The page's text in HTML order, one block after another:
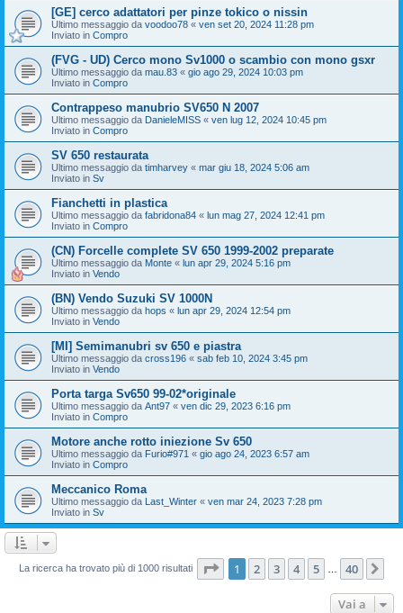
[GE] cerco adattatori per pinze tokico o nissin
Ultimo messaggio da voodoo78 « ven set 20, 2024 11:28 pm
Inviato in Compro
(FVG - UD) Cerco mono Sv1000 o scambio con mono gsxr
Ultimo messaggio da mau.83 « gio ago 29, 2024 10:03 pm
Inviato in Compro
Contrappeso manubrio SV650 N 2007
Ultimo messaggio da DanieleMISS « ven lug 12, 2024 10:45 pm
Inviato in Compro
SV 650 restaurata
Ultimo messaggio da timharvey « mar giu 18, 2024 5:06 am
Inviato in Sv
Fianchetti in plastica
Ultimo messaggio da fabridona84 « lun mag 27, 2024 12:41 pm
Inviato in Compro
(CN) Forcelle complete SV 650 1999-2002 preparate
Ultimo messaggio da Monte « lun apr 29, 2024 5:16 pm
Inviato in Vendo
(BN) Vendo Suzuki SV 1000N
Ultimo messaggio da hops « lun apr 29, 2024 12:54 pm
Inviato in Vendo
[MI] Semimanubri sv 650 e piastra
Ultimo messaggio da cross196 « sab feb 10, 2024 3:45 pm
Inviato in Vendo
Porta targa Sv650 99-02*originale
Ultimo messaggio da Ant97 « ven dic 29, 2023 6:16 pm
Inviato in Compro
Motore anche rotto iniezione Sv 650
Ultimo messaggio da Furio#971 « gio ago 24, 2023 6:57 am
Inviato in Compro
Meccanico Roma
Ultimo messaggio da Last_Winter « ven mar 24, 2023 7:28 pm
Inviato in Sv
La ricerca ha trovato più di 1000 risultati Pagina di 40
1 2 3 4 5 40
Vai a